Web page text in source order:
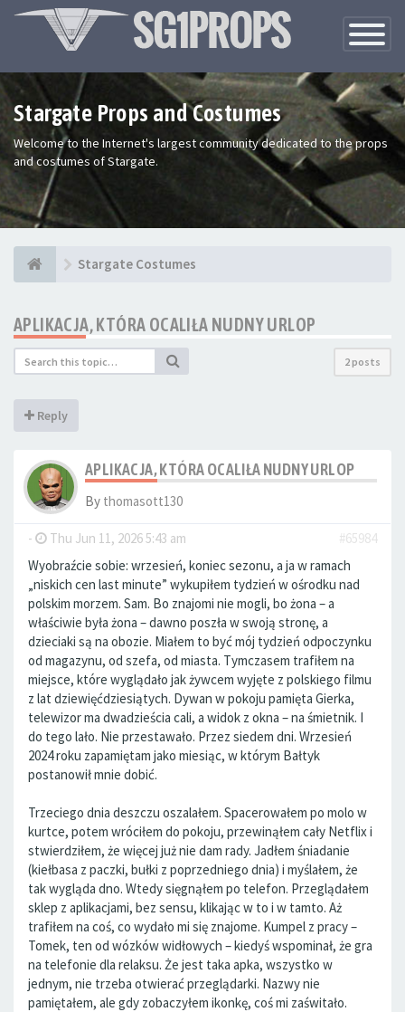
Toggle
Stargate Props and Costumes
Welcome to the Internet's largest community dedicated to the props
and costumes of Stargate.
Stargate Costumes
APLIKACJA, KTÓRA OCALIŁA NUDNY URLOP
2 posts
Reply
APLIKACJA, KTÓRA OCALIŁA NUDNY URLOP
By thomasott130
- Thu Jun 11, 2026 5:43 am
#65984
Wyobraźcie sobie: wrzesień, koniec sezonu, a ja w ramach
„niskich cen last minute” wykupiłem tydzień w ośrodku nad
polskim morzem. Sam. Bo znajomi nie mogli, bo żona – a
właściwie była żona – dawno poszła w swoją stronę, a
dzieciaki są na obozie. Miałem to być mój tydzień odpoczynku
od magazynu, od szefa, od miasta. Tymczasem trafiłem na
miejsce, które wyglądało jak żywcem wyjęte z polskiego filmu
z lat dziewięćdziesiątych. Dywan w pokoju pamięta Gierka,
telewizor ma dwadzieścia cali, a widok z okna – na śmietnik. I
do tego lało. Nie przestawało. Przez siedem dni. Wrzesień
2024 roku zapamiętam jako miesiąc, w którym Bałtyk
postanowił mnie dobić.
Trzeciego dnia deszczu oszalałem. Spacerowałem po molo w
kurtce, potem wróciłem do pokoju, przewinąłem cały Netflix i
stwierdziłem, że więcej już nie dam rady. Jadłem śniadanie
(kiełbasa z paczki, bułki z poprzedniego dnia) i myślałem, że
tak wygląda dno. Wtedy sięgnąłem po telefon. Przeglądałem
sklep z aplikacjami, bez sensu, klikając w to i w tamto. Aż
trafiłem na coś, co wydało mi się znajome. Kumpel z pracy –
Tomek, ten od wózków widłowych – kiedyś wspominał, że gra
na telefonie dla relaksu. Że jest taka apka, wszystko w
jednym, nie trzeba otwierać przeglądarki. Nazwy nie
pamiętałem, ale gdy zobaczyłem ikonkę, coś mi zaświtało.